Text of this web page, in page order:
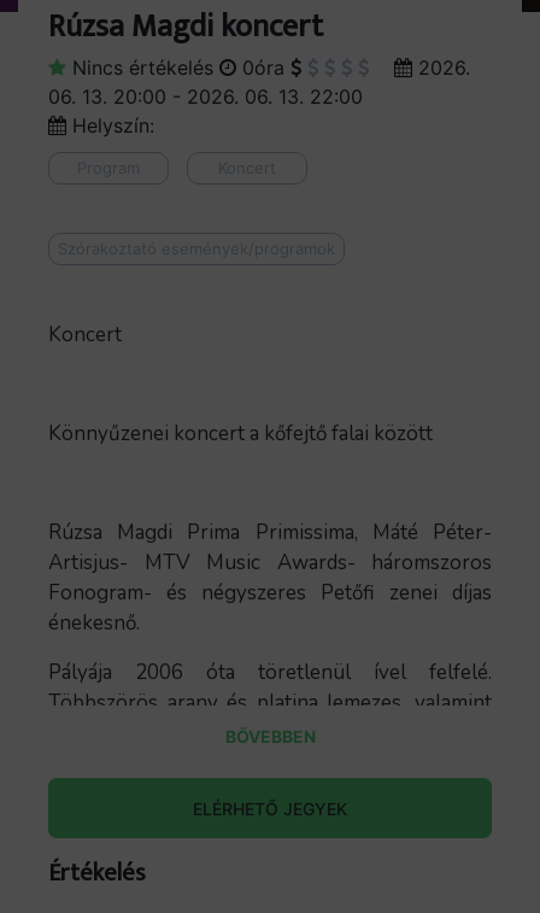
Rúzsa Magdi koncert
Nincs értékelés 0óra
2026.
06. 13. 20:00 - 2026. 06. 13. 22:00
Helyszín:
Program Koncert
Szórakoztató események/programok
Koncert
Könnyűzenei koncert a kőfejtő falai között
Rúzsa Magdi Prima Primissima, Máté Péter-
Artisjus- MTV Music Awards- háromszoros
Fonogram- és négyszeres Petőfi zenei díjas
énekesnő.
Pályája 2006 óta töretlenül ível felfelé.
Többszörös arany és platina lemezes, valamint
díjak és elismerések tulajdonosa.
2013-ban az Egyszer, a Szerelem, 2014-ben a
Nélküled, és az Ég és föld, 2015-ben az Április
és a Tejút, 2016-ban az Érj hozzám és a Jel,
2017-ben az Éden, és a Mosd fehérre, 2018-ban
BŐVEBBEN
ELÉRHETŐ JEGYEK
Értékelés